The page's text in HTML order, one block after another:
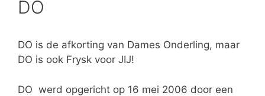
DO
DO is de afkorting van Dames Onderling, maar
DO is ook Frysk voor JIJ!
DO werd opgericht op 16 mei 2006 door een